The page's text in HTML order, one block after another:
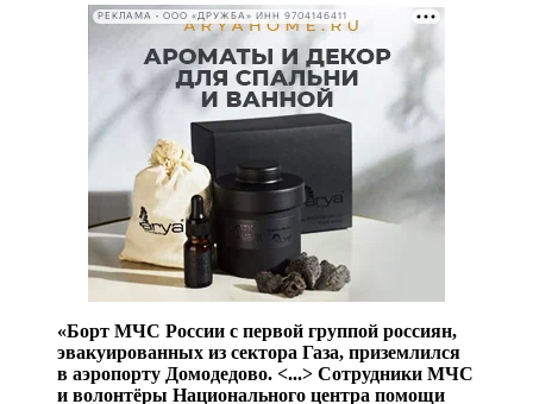
РЕКЛАМА • ООО «ДРУЖБА» ИНН 9704146411
«Борт МЧС России с первой группой россиян,
эвакуированных из сектора Газа, приземлился
в аэропорту Домодедово. <...> Сотрудники МЧС
и волонтёры Национального центра помощи